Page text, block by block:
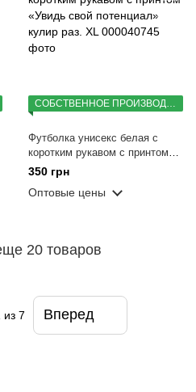
Футболка унисекс белая с
коротким рукавом с принтом
«Увидь свой потенциал» кулир
раз. XL
350 грн
Оптовые цены
20 товаров
из 7 Вперед